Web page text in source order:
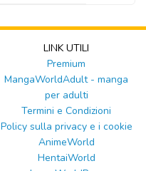
LINK UTILI
Premium
MangaWorldAdult - manga
per adulti
Termini e Condizioni
Policy sulla privacy e i cookie
AnimeWorld
HentaiWorld